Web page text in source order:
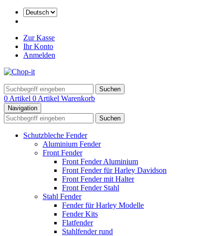
Zur Kasse
Ihr Konto
Anmelden
Suchen
0 Artikel 0 Artikel Warenkorb
Navigation
Suchen
Schutzbleche Fender
Aluminium Fender
Front Fender
Front Fender Aluminium
Front Fender für Harley Davidson
Front Fender mit Halter
Front Fender Stahl
Stahl Fender
Fender für Harley Modelle
Fender Kits
Flatfender
Stahlfender rund